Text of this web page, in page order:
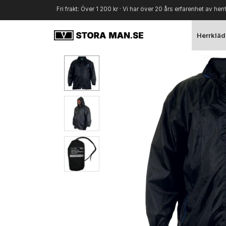
Fri frakt: Över 1 200 kr · Vi har över 20 års erfarenhet av